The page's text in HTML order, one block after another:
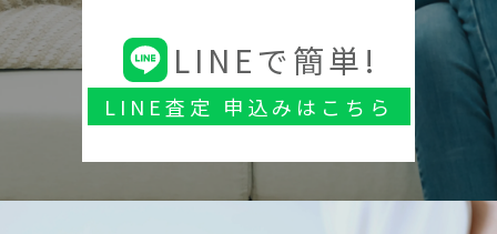
LINEで簡単!
LINE査定 申込みはこちら